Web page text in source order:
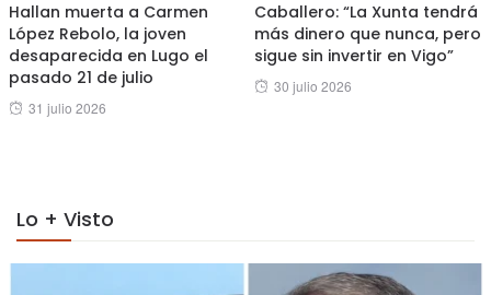
Hallan muerta a Carmen
López Rebolo, la joven
desaparecida en Lugo el
pasado 21 de julio
Posted
31 julio 2026
Caballero: “La Xunta tendrá
más dinero que nunca, pero
sigue sin invertir en Vigo”
Posted
30 julio 2026
Lo + Visto